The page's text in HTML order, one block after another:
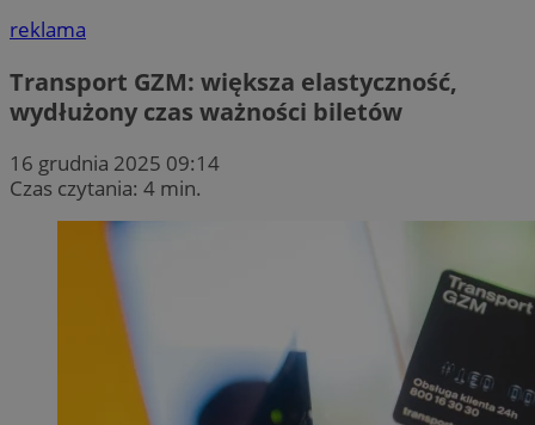
reklama
Transport GZM: większa elastyczność,
wydłużony czas ważności biletów
16 grudnia 2025 09:14
Czas czytania: 4 min.